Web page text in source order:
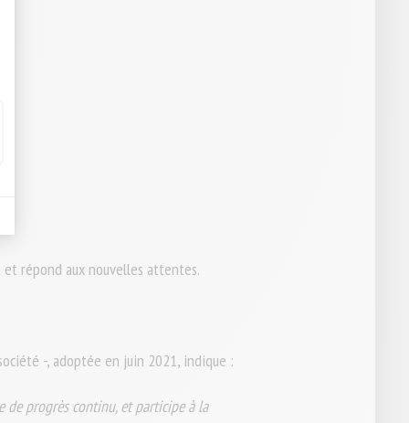
répond aux nouvelles attentes.
-, adoptée en juin 2021, indique :
de progrès continu, et participe à la